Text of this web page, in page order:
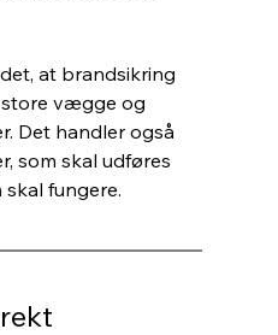
at brandsikring
vægge og
Det handler også
som skal udføres
fungere.